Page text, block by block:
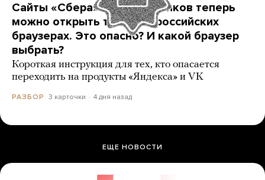
Сайты «Сбера» и других банков теперь
можно открыть только в российских
браузерах. Это опасно? И какой браузер
выбрать?
Короткая инструкция для тех, кто опасается
переходить на продукты «Яндекса» и VK
РАЗБОР 3 карточки 4 дня назад
ЕЩЕ НОВОСТИ